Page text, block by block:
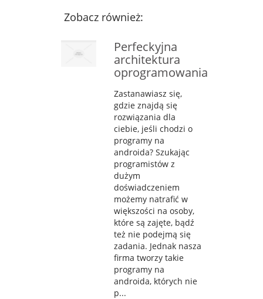
Zobacz również:
Perfeckyjna
architektura
oprogramowania
Zastanawiasz się,
gdzie znajdą się
rozwiązania dla
ciebie, jeśli chodzi o
programy na
androida? Szukając
programistów z
dużym
doświadczeniem
możemy natrafić w
większości na osoby,
które są zajęte, bądź
też nie podejmą się
zadania. Jednak nasza
firma tworzy takie
programy na
androida, których nie
p...